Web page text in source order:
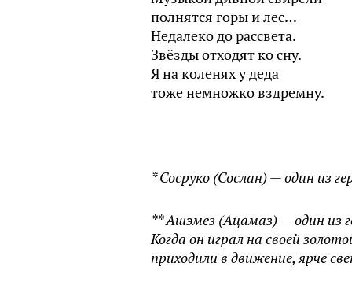
полнятся горы и лес…
Недалеко до рассвета.
Звёзды отходят ко сну.
Я на коленях у деда
тоже немножко вздремну.
* Сосруко (Сослан) — один из
** Ашэмез (Ацамаз) — один из
Когда он играл на своей
приходили в движение, ярче